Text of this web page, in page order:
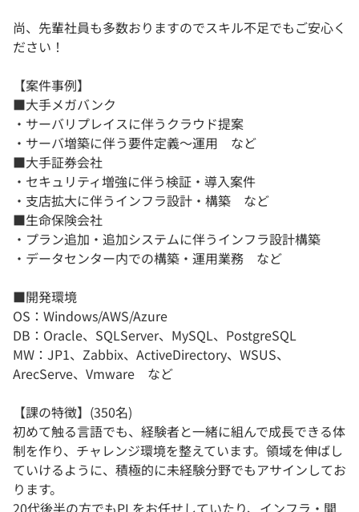
尚、先輩社員も多数おりますのでスキル不足でもご安心く
ださい！
【案件事例】
■大手メガバンク
・サーバリプレイスに伴うクラウド提案
・サーバ増築に伴う要件定義～運用 など
■大手証券会社
・セキュリティ増強に伴う検証・導入案件
・支店拡大に伴うインフラ設計・構築 など
■生命保険会社
・プラン追加・追加システムに伴うインフラ設計構築
・データセンター内での構築・運用業務 など
■開発環境
OS：Windows/AWS/Azure
DB：Oracle、SQLServer、MySQL、PostgreSQL
MW：JP1、Zabbix、ActiveDirectory、WSUS、
ArecServe、Vmware など
【課の特徴】(350名)
初めて触る言語でも、経験者と一緒に組んで成長できる体
制を作り、チャレンジ環境を整えています。領域を伸ばし
ていけるように、積極的に未経験分野でもアサインしてお
ります。